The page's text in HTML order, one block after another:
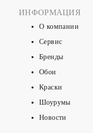
ИНФОРМАЦИЯ
О компании
Сервис
Бренды
Обои
Краски
Шоурумы
Новости